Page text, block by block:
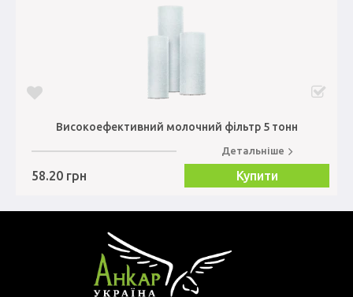
Високоефективний молочний фільтр 5 тонн
58.20 грн
Детальніше
Купити